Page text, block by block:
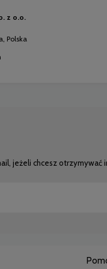
z o.o.
Polska
jeżeli chcesz otrzymywać